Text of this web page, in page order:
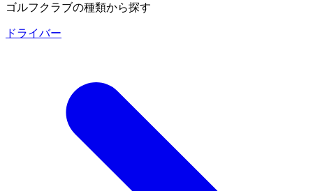
ゴルフクラブの種類から探す
ドライバー